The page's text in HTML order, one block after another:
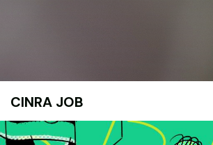
CINRA JOB